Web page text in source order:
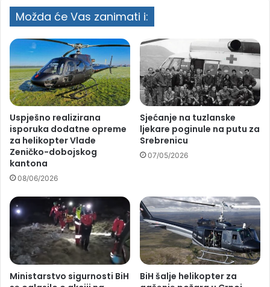
Možda će Vas zanimati i:
Uspješno realizirana
isporuka dodatne opreme
za helikopter Vlade
Zeničko-dobojskog
kantona
08/06/2026
Sjećanje na tuzlanske
ljekare poginule na putu za
Srebrenicu
07/05/2026
Ministarstvo sigurnosti BiH
BiH šalje helikopter za